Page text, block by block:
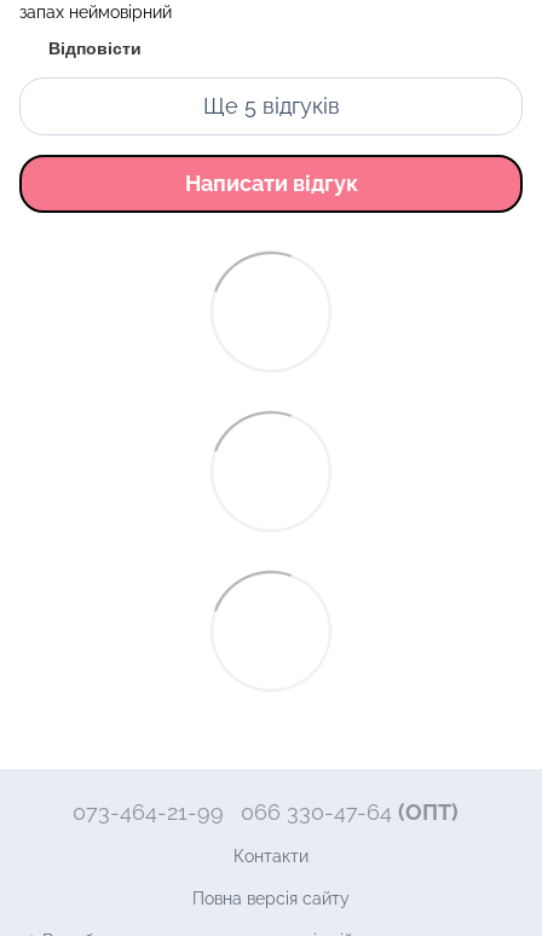
запах неймовірний
Відповісти
Ще 5 відгуків
Написати відгук
073-464-21-99 066 330-47-64 (ОПТ)
Контакти
Повна версія сайту